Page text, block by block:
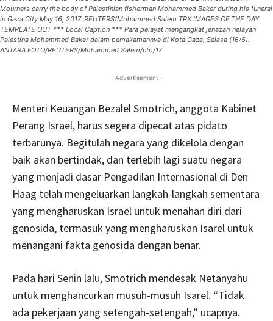
Mourners carry the body of Palestinian fisherman Mohammed Baker during his funeral
in Gaza City May 16, 2017. REUTERS/Mohammed Salem TPX IMAGES OF THE DAY
TEMPLATE OUT *** Local Caption *** Para pelayat mengangkat jenazah nelayan
Palestina Mohammed Baker dalam pemakamannya di Kota Gaza, Selasa (16/5).
ANTARA FOTO/REUTERS/Mohammed Salem/cfo/17
- Advertisement -
Menteri Keuangan Bezalel Smotrich, anggota Kabinet
Perang Israel, harus segera dipecat atas pidato
terbarunya. Begitulah negara yang dikelola dengan
baik akan bertindak, dan terlebih lagi suatu negara
yang menjadi dasar Pengadilan Internasional di Den
Haag telah mengeluarkan langkah-langkah sementara
yang mengharuskan Israel untuk menahan diri dari
genosida, termasuk yang mengharuskan Isarel untuk
menangani fakta genosida dengan benar.
Pada hari Senin lalu, Smotrich mendesak Netanyahu
untuk menghancurkan musuh-musuh Isarel. “Tidak
ada pekerjaan yang setengah-setengah,” ucapnya.